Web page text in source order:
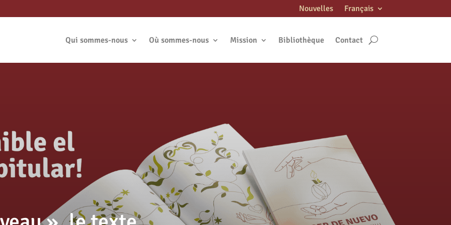
Nouvelles Français
Qui sommes-nous Où sommes-nous Mission Bibliothèque Contact